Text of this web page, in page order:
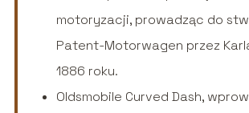
motoryzacji, prowadząc do
Patent-Motorwagen przez
1886 roku.
Oldsmobile Curved Dash,